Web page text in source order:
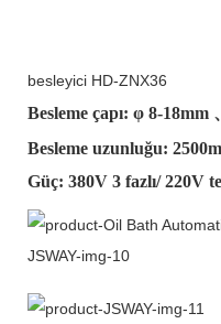
besleyici HD-ZNX36
Besleme çapı: φ 8-18mm
Besleme uzunluğu:
Güç: 380V 3 fazlı/ 220V